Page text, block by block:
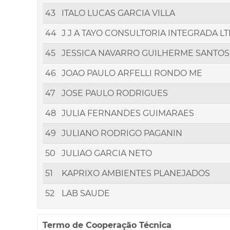
43 ITALO LUCAS GARCIA VILLA
44 J J A TAYO CONSULTORIA INTEGRADA
45 JESSICA NAVARRO GUILHERME SANTOS
46 JOAO PAULO ARFELLI RONDO ME
47 JOSE PAULO RODRIGUES
48 JULIA FERNANDES GUIMARAES
49 JULIANO RODRIGO PAGANIN
50 JULIAO GARCIA NETO
51 KAPRIXO AMBIENTES PLANEJADOS
52 LAB SAUDE
Termo de Cooperação Técnica